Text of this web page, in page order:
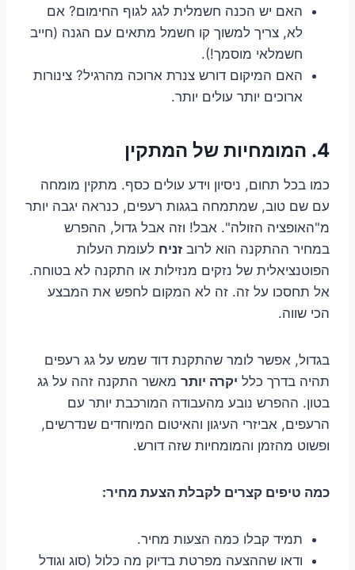
האם יש הכנה חשמלית לגג לגוף החימום? אם
לא, צריך למשוך קו חשמל מתאים עם הגנה (חייב
חשמלאי מוסמך!).
האם המיקום דורש צנרת ארוכה מהרגיל? צינורות
ארוכים יותר עולים יותר.
4. המומחיות של המתקין
כמו בכל תחום, ניסיון וידע עולים כסף. מתקין מומחה
עם שם טוב, שמתמחה בגגות רעפים, כנראה יגבה יותר
מ"האופציה הזולה". אבל! וזה אבל גדול, ההפרש
במחיר ההתקנה הוא לרוב זניח לעומת העלות
הפוטנציאלית של נזקים מנזילות או התקנה לא בטוחה.
אל תחסכו על זה. זה לא המקום לחפש את המבצע
הכי שווה.
בגדול, אפשר לומר שהתקנת דוד שמש על גג רעפים
תהיה בדרך כלל יקרה יותר מאשר התקנה זהה על גג
בטון. ההפרש נובע מהעבודה המורכבת יותר עם
הרעפים, אביזרי העיגון והאיטום המיוחדים שנדרשים,
ופשוט מהזמן והמומחיות שזה דורש.
כמה טיפים קצרים לקבלת הצעת מחיר:
תמיד קבלו כמה הצעות מחיר.
ודאו שההצעה מפרטת בדיוק מה כלול (סוג וגודל